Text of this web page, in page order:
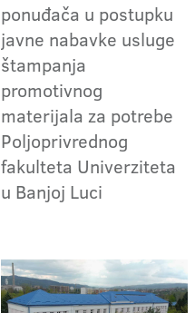
ponuđača u postupku
javne nabavke usluge
štampanja
promotivnog
materijala za potrebe
Poljoprivrednog
fakulteta Univerziteta
u Banjoj Luci